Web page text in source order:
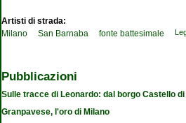
Artisti di strada:
Milano
San Barnaba fonte battesimale
Pubblicazioni
Sulle tracce di Leonardo: dal borgo Castello
Granpavese, l'oro di Milano